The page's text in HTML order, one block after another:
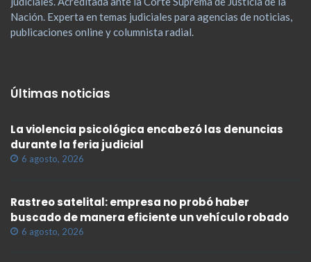
Nación. Experta en temas judiciales para agencias de noticias,
publicaciones online y columnista radial.
Últimas noticias
La violencia psicológica encabezó las denuncias
durante la feria judicial
6 agosto, 2026
Rastreo satelital: empresa no probó haber
buscado de manera eficiente un vehículo robado
6 agosto, 2026